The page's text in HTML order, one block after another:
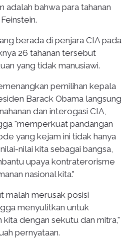
adalah bahwa para tahanan
berada di penjara CIA pada
26 tahanan tersebut
yang tidak manusiawi.
pemilihan kepala
Barack Obama langsung
dan interogasi CIA,
"memperkuat pandangan
yang kejam ini tidak hanya
nilai kita sebagai bangsa,
upaya kontraterorisme
nasional kita."
malah merusak posisi
menyulitkan untuk
dengan sekutu dan mitra,"
pernyataan.